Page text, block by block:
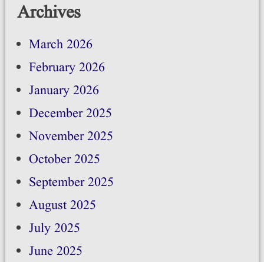
Archives
March 2026
February 2026
January 2026
December 2025
November 2025
October 2025
September 2025
August 2025
July 2025
June 2025